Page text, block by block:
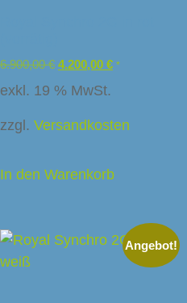
6.900,00€ 4.200,00 € *
exkl. 19 % MwSt.
zzgl. Versandkosten
In den Warenkorb
Angebot!